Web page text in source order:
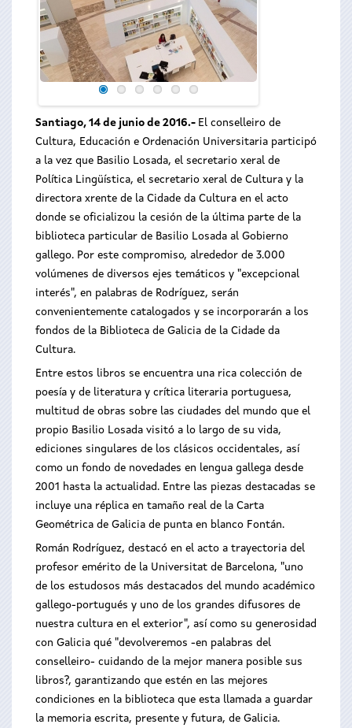
Santiago, 14 de junio de 2016.- El conselleiro de
Cultura, Educación e Ordenación Universitaria participó
a la vez que Basilio Losada, el secretario xeral de
Política Lingüística, el secretario xeral de Cultura y la
directora xrente de la Cidade da Cultura en el acto
donde se oficializou la cesión de la última parte de la
biblioteca particular de Basilio Losada al Gobierno
gallego. Por este compromiso, alrededor de 3.000
volúmenes de diversos ejes temáticos y "excepcional
interés", en palabras de Rodríguez, serán
convenientemente catalogados y se incorporarán a los
fondos de la Biblioteca de Galicia de la Cidade da
Cultura.
Entre estos libros se encuentra una rica colección de
poesía y de literatura y crítica literaria portuguesa,
multitud de obras sobre las ciudades del mundo que el
propio Basilio Losada visitó a lo largo de su vida,
ediciones singulares de los clásicos occidentales, así
como un fondo de novedades en lengua gallega desde
2001 hasta la actualidad. Entre las piezas destacadas se
incluye una réplica en tamaño real de la Carta
Geométrica de Galicia de punta en blanco Fontán.
Román Rodríguez, destacó en el acto a trayectoria del
profesor emérito de la Universitat de Barcelona, "uno
de los estudosos más destacados del mundo académico
gallego-portugués y uno de los grandes difusores de
nuestra cultura en el exterior", así como su generosidad
con Galicia qué "devolveremos -en palabras del
conselleiro- cuidando de la mejor manera posible sus
libros?, garantizando que estén en las mejores
condiciones en la biblioteca que esta llamada a guardar
la memoria escrita, presente y futura, de Galicia.